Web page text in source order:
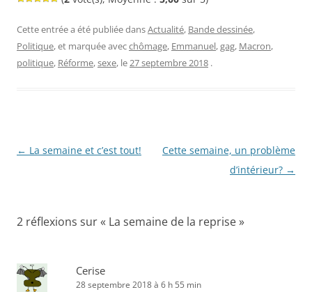
Cette entrée a été publiée dansActualité, Bande dessinée,
Politique, et marquée avecchômage, Emmanuel,gag, Macron,
politique, Réforme,sexe, le27 septembre 2018 .
Navigation
← La semaine et c’est tout!
Cette semaine, un problème
d’intérieur? →
2 réflexions sur « La semaine de la reprise»
Cerise
28 septembre 2018 à 6 h 55 min